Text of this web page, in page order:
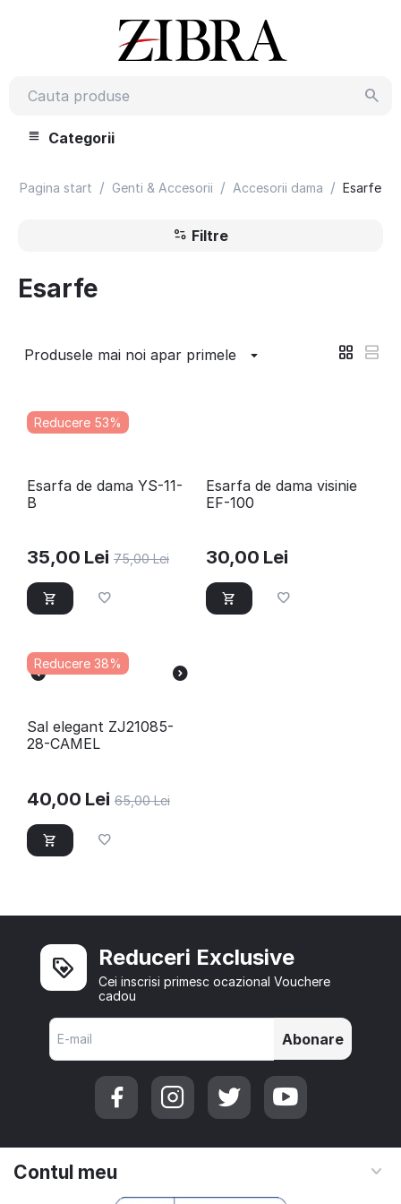
Categorii
Pagina start / Genti & Accesorii / Accesorii dama / Esarfe
Filtre
Esarfe
Produsele mai noi apar primele
Reducere 53%
​Esarfa de dama YS-11-
B
35,00 Lei 75,00 Lei
Esarfa de dama visinie
EF-100
30,00 Lei
Reducere 38%
Sal elegant ZJ21085-
28-CAMEL
40,00 Lei 65,00 Lei
Reduceri Exclusive
Cei inscrisi primesc ocazional Vouchere
cadou
Abonare
Contul meu